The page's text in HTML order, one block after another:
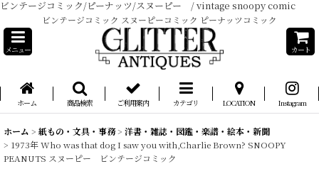
ビンテージコミック/ピーナッツ/スヌーピー / vintage snoopy comic
ビンテージコミック スヌーピーコミック ピーナッツコミック
メニュー カート
ホーム 商品検索 ご利用案内 カテゴリ LOCATION Instagram
ホーム > 紙もの・文具・事務> 洋書・雑誌・図鑑・楽譜・絵本・新聞
> 1973年 Who was that dog I saw you with,Charlie Brown? SNOOPY
PEANUTS スヌーピー ビンテージコミック